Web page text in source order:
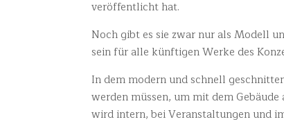
veröffentlicht hat.
Noch gibt es sie zwar nur als Modell
sein für alle künftigen Werke des
In dem modern und schnell
werden müssen, um mit dem
wird intern, bei Veranstaltungen und